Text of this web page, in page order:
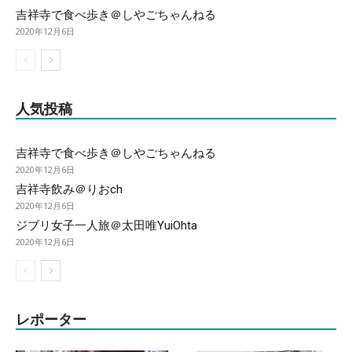
吉祥寺で食べ歩き＠しやごちゃんねる
2020年12月6日
人気投稿
吉祥寺で食べ歩き＠しやごちゃんねる
2020年12月6日
吉祥寺飲み＠りおch
2020年12月6日
ジブリ女子一人旅＠太田唯YuiOhta
2020年12月6日
レポーター